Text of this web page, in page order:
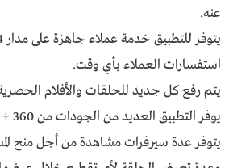
عنه.
استفسارات العملاء بأي وقت.
يتم رفع كل جديد للحلقات والأفلام
يوفر التطبيق العديد من الجودات من HD + FHD + 360.
يتوفر عدة سيرفرات مشاهدة من أجل منح